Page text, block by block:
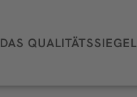
DAS QUALITÄTSSIEGEL